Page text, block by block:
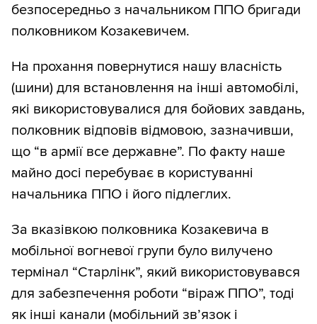
безпосередньо з начальником ППО бригади
полковником Козакевичем.
На прохання повернутися нашу власність
(шини) для встановлення на інші автомобілі,
які використовувалися для бойових завдань,
полковник відповів відмовою, зазначивши,
що “в армії все державне”. По факту наше
майно досі перебуває в користуванні
начальника ППО і його підлеглих.
За вказівкою полковника Козакевича в
мобільної вогневої групи було вилучено
термінал “Старлінк”, який використовувався
для забезпечення роботи “віраж ППО”, тоді
як інші канали (мобільний зв’язок і